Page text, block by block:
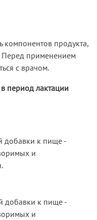
компонентов продукта,
Перед применением
с врачом.
период лактации
добавки к пище -
и
добавки к пище -
и